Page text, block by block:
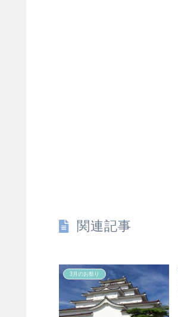
関連記事
3月のお祭り